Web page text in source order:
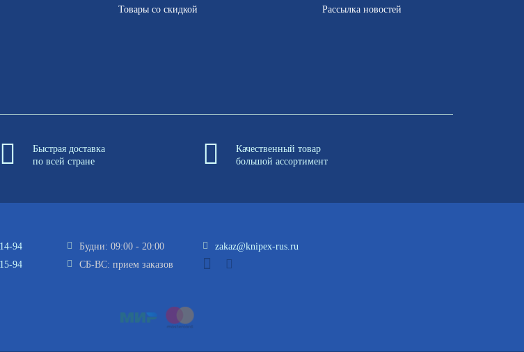
Товары со скидкой Рассылка новостей
Быстрая доставка
по всей стране
Качественный товар
большой ассортимент
94
94
Будни: 09:00 - 20:00
СБ-ВС: прием заказов
zakaz@knipex-rus.ru